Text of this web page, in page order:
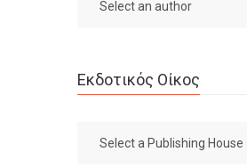
Εκδοτικός Οίκος